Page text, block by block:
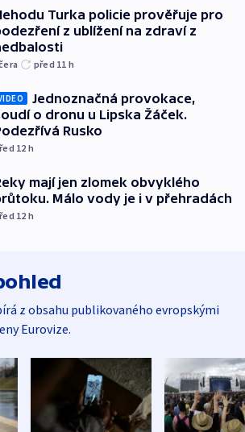
Turka policie prověřuje pro
z ublížení na zdraví z
před 11 h
Jednoznačná provokace,
o dronu u Lipska Žáček.
Rusko
12 h
mají jen zlomek obvyklého
Málo vody je i v přehradách
12 h
z obsahu publikovaného evropskými
Eurovize.